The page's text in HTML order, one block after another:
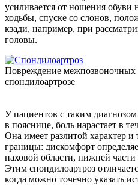
усиливается от ношения обуви
ходьбы, спуске со слонов,
кзади, например, при
головы.
Повреждение межпозвоночных
спондилоартрозе
У пациентов с таким диагнозом
в пояснице, боль нарастает в
Она имеет разлитой характер и
границы: дискомфорт
паховой области, нижней
Этим спондилоартроз
когда можно точечно указать